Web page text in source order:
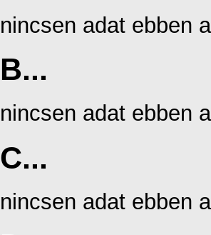
nincsen adat ebben
B...
nincsen adat ebben
C...
nincsen adat ebben